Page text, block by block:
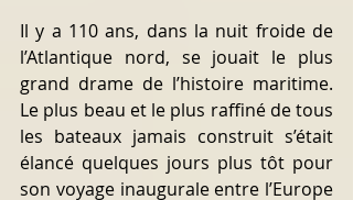
Il y a 110 ans, dans la nuit froide de
l’Atlantique nord, se jouait le plus
grand drame de l’histoire maritime.
Le plus beau et le plus raffiné de tous
les bateaux jamais construit s’était
élancé quelques jours plus tôt pour
son voyage inaugurale entre l’Europe